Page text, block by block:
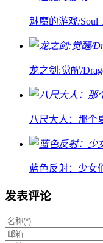
魅魔的游戏/Soul
龙之剑:觉醒/
八尺大人：那个
蓝色反射：少女
发表评论